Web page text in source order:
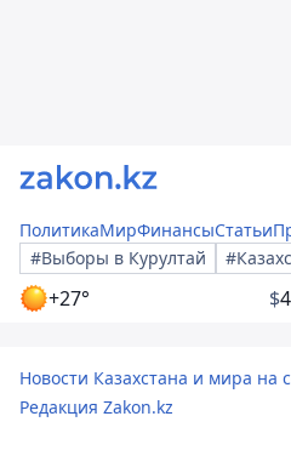
ПолитикаМирФинансыСтатьи
#Выборы в Курултай
+27° $
Новости Казахстана и мира на
Редакция Zakon.kz